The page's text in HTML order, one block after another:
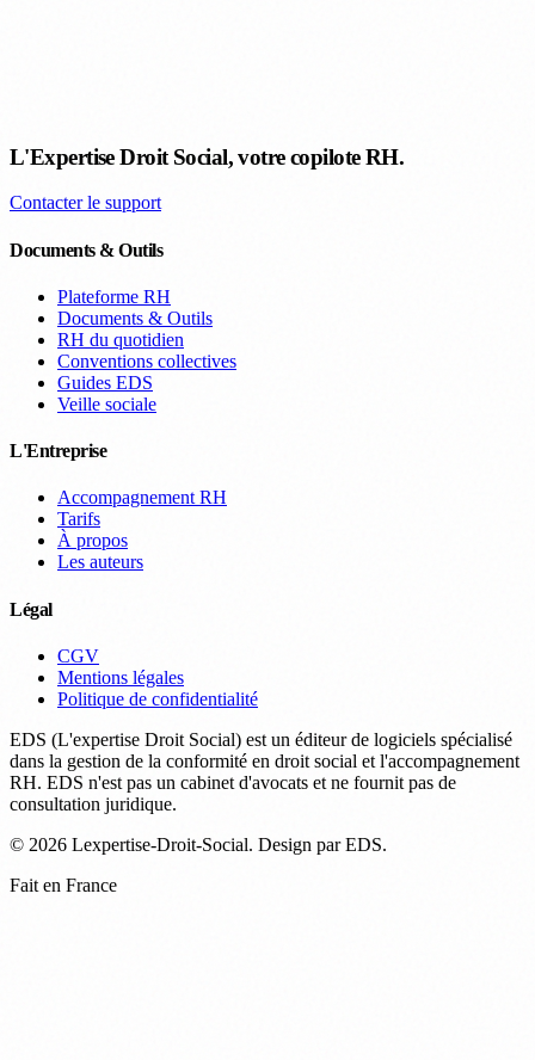
L'Expertise Droit Social, votre copilote RH.
Contacter le support
Documents & Outils
Plateforme RH
Documents & Outils
RH du quotidien
Conventions collectives
Guides EDS
Veille sociale
L'Entreprise
Accompagnement RH
Tarifs
À propos
Les auteurs
Légal
CGV
Mentions légales
Politique de confidentialité
EDS (L'expertise Droit Social) est un éditeur de logiciels spécialisé
dans la gestion de la conformité en droit social et l'accompagnement
RH. EDS n'est pas un cabinet d'avocats et ne fournit pas de
consultation juridique.
© 2026 Lexpertise-Droit-Social. Design par EDS.
Fait en France